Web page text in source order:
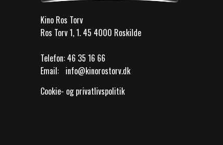
Kino Ros Torv
Ros Torv 1, 1. 45 4000 Roskilde
Telefon: 46 35 16 66
Email: info@kinorostorv.dk
Cookie- og privatlivspolitik